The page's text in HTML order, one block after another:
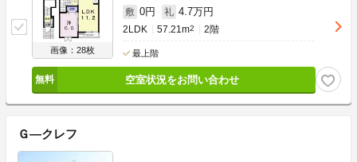
画像：28枚
敷 0円 礼 4.7万円
2LDK 57.21m2 2階
最上階
空室状況をお問い合わせ
Ｇ―クレフ